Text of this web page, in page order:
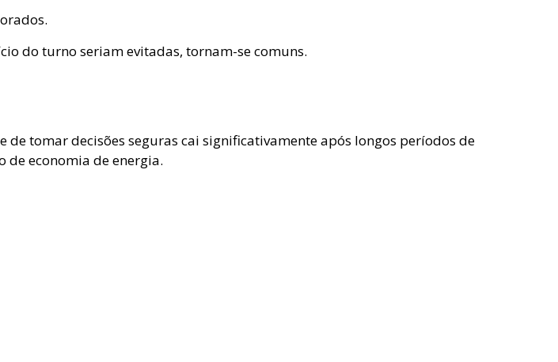
do turno seriam evitadas, tornam-se comuns.
tomar decisões seguras cai significativamente após longos períodos de
de economia de energia.